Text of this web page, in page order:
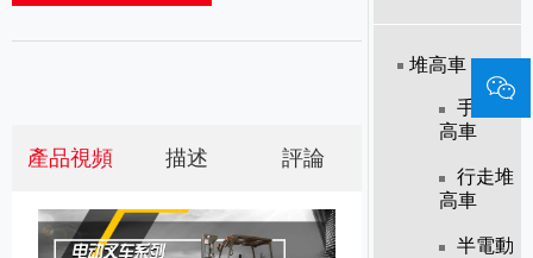
產品視頻 描述 評論
堆高車
手動堆
高車
行走堆
高車
半電動